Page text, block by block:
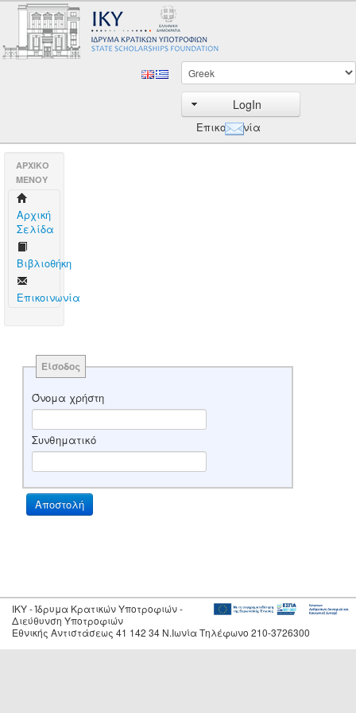
LogIn
Επικοινωνία
AΡΧΙΚΟ
ΜΕΝΟΥ
Aρχική
Σελίδα
Βιβλιοθήκη
Επικοινωνία
Είσοδος
Όνομα χρήστη
Συνθηματικό
IKY - Ίδρυμα Κρατικών Υποτροφιών -
Διεύθυνση Υποτροφιών
Εθνικής Αντιστάσεως 41 142 34 Ν.Ιωνία Τηλέφωνο 210-3726300